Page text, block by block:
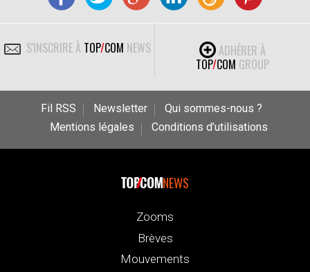
S'INSCRIRE À TOP/COM NEWS
ADHÉRER À
TOP/COM GROUP
Fil RSS Newsletter
Qui sommes-nous ?
Mentions légales
Conditions d’utilisations
NEWS
Zooms
Brèves
Mouvements